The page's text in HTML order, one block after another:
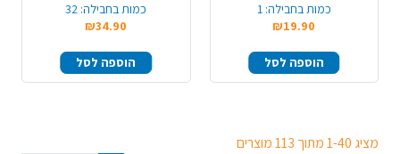
כמות בחבילה: 1
₪19.90
הוספה לסל
כמות בחבילה: 32
₪34.90
הוספה לסל
מציג 1-40 מתוך 113 מוצרים